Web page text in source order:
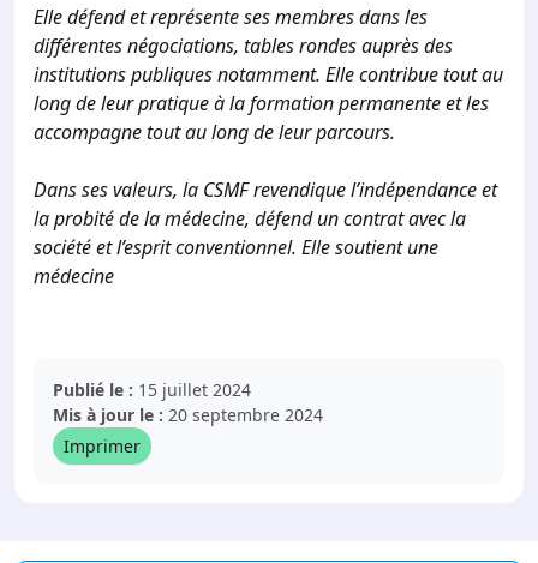
Elle défend et représente ses membres dans les
différentes négociations, tables rondes auprès des
institutions publiques notamment. Elle contribue tout au
long de leur pratique à la formation permanente et les
accompagne tout au long de leur parcours.
Dans ses valeurs, la CSMF revendique l’indépendance et
la probité de la médecine, défend un contrat avec la
société et l’esprit conventionnel. Elle soutient une
médecine
Publié le : 15 juillet 2024
Mis à jour le : 20 septembre 2024
Imprimer